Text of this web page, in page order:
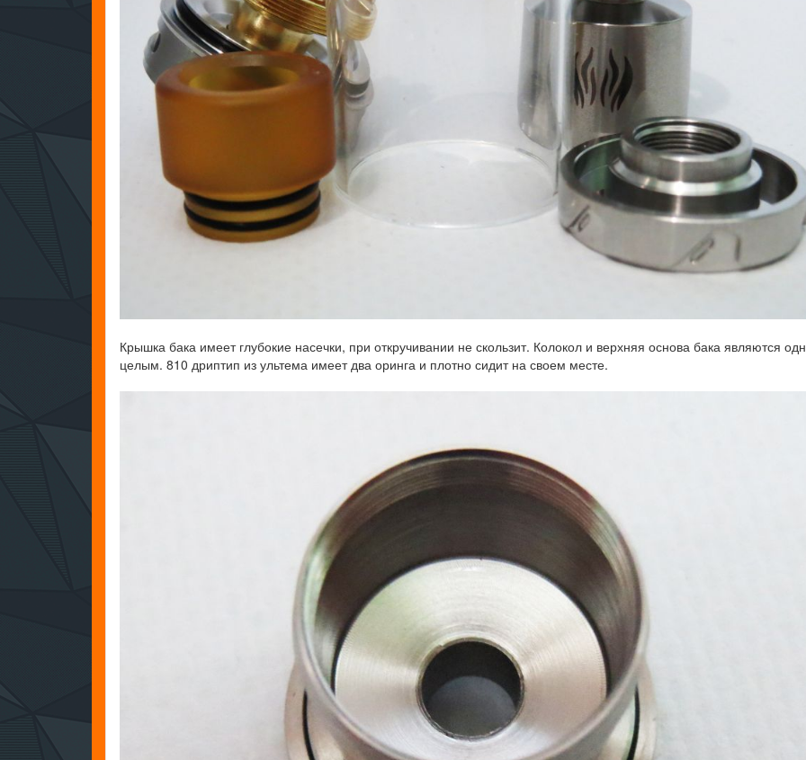
Крышка бака имеет глубокие насечки, при откручивании не скользит. Колокол и верхняя основа бака являются
целым. 810 дриптип из ультема имеет два оринга и плотно сидит на своем месте.